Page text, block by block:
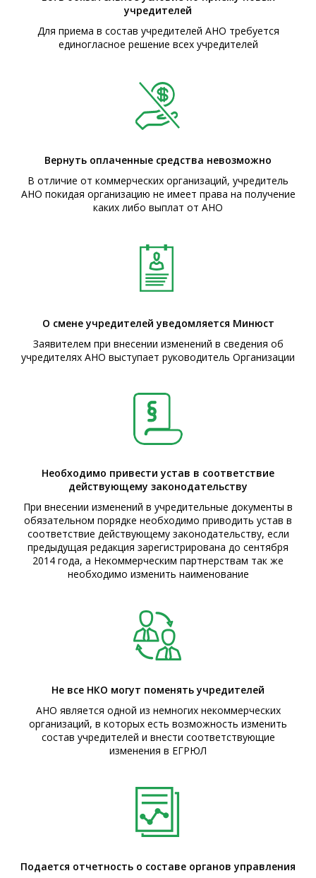
учредителей
Для приема в состав учредителей АНО требуется
единогласное решение всех учредителей
Вернуть оплаченные средства невозможно
В отличие от коммерческих организаций, учредитель
АНО покидая организацию не имеет права на получение
каких либо выплат от АНО
О смене учредителей уведомляется Минюст
Заявителем при внесении изменений в сведения об
учредителях АНО выступает руководитель Организации
Необходимо привести устав в соответствие
действующему законодательству
При внесении изменений в учредительные документы в
обязательном порядке необходимо приводить устав в
соответствие действующему законодательству, если
предыдущая редакция зарегистрирована до сентября
2014 года, а Некоммерческим партнерствам так же
необходимо изменить наименование
Не все НКО могут поменять учредителей
АНО является одной из немногих некоммерческих
организаций, в которых есть возможность изменить
состав учредителей и внести соответствующие
изменения в ЕГРЮЛ
Подается отчетность о составе органов управления